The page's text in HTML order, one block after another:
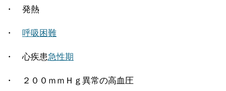
・ 発熱
・ 呼吸困難
・ 心疾患急性期
・ ２００ｍｍＨｇ異常の高血圧